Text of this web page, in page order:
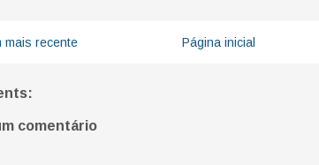
mais recente Página inicial
comentário